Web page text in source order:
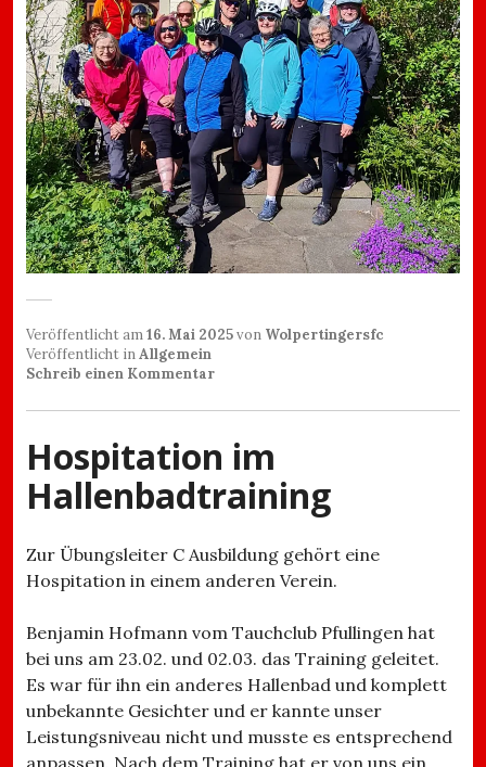
Veröffentlicht am16. Mai 2025von Wolpertingersfc
Veröffentlicht inAllgemein
Schreib einen Kommentar
Hospitation im
Hallenbadtraining
Zur Übungsleiter C Ausbildung gehört eine
Hospitation in einem anderen Verein.
Benjamin Hofmann vom Tauchclub Pfullingen hat
bei uns am 23.02. und 02.03. das Training geleitet.
Es war für ihn ein anderes Hallenbad und komplett
unbekannte Gesichter und er kannte unser
Leistungsniveau nicht und musste es entsprechend